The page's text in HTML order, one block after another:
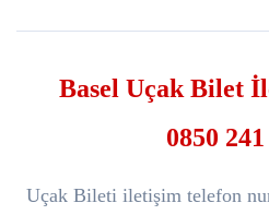
Basel Uçak Bilet
0850
Uçak Bileti iletişim telefon